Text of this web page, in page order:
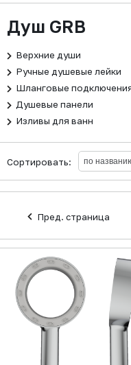
Душ GRB
Верхние души
Ручные душевые лейки
Шланговые
Душевые панели
Изливы для ванн
Сортировать:
Пред. страница